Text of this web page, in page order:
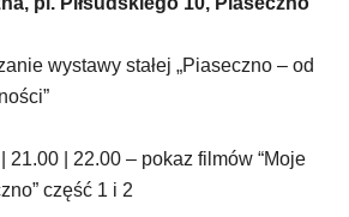
wystawy stałej „Piaseczno – od
21.00 | 22.00 – pokaz filmów “Moje
część 1 i 2